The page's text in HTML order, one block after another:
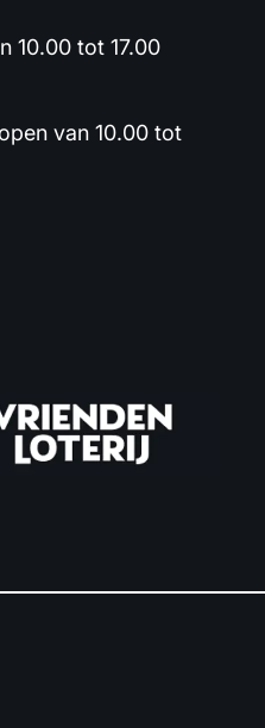
10.00 tot 17.00
van 10.00 tot